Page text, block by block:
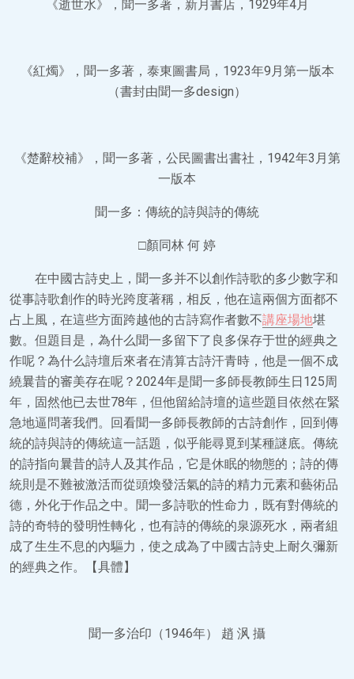
《逝世水》，聞一多著，新月書店，1929年4月
《紅燭》，聞一多著，泰東圖書局，1923年9月第一版本
（書封由聞一多design）
《楚辭校補》，聞一多著，公民圖書出書社，1942年3月第
一版本
聞一多：傳統的詩與詩的傳統
□顏同林 何 婷
在中國古詩史上，聞一多并不以創作詩歌的多少數字和
從事詩歌創作的時光跨度著稱，相反，他在這兩個方面都不
占上風，在這些方面跨越他的古詩寫作者數不講座場地堪
數。但題目是，為什么聞一多留下了良多保存于世的經典之
作呢？為什么詩壇后來者在清算古詩汗青時，他是一個不成
繞曩昔的審美存在呢？2024年是聞一多師長教師生日125周
年，固然他已去世78年，但他留給詩壇的這些題目依然在緊
急地逼問著我們。回看聞一多師長教師的古詩創作，回到傳
統的詩與詩的傳統這一話題，似乎能尋覓到某種謎底。傳統
的詩指向曩昔的詩人及其作品，它是休眠的物態的；詩的傳
統則是不難被激活而從頭煥發活氣的詩的精力元素和藝術品
德，外化于作品之中。聞一多詩歌的性命力，既有對傳統的
詩的奇特的發明性轉化，也有詩的傳統的泉源死水，兩者組
成了生生不息的內驅力，使之成為了中國古詩史上耐久彌新
的經典之作。【具體】
聞一多治印（1946年） 趙 沨 攝